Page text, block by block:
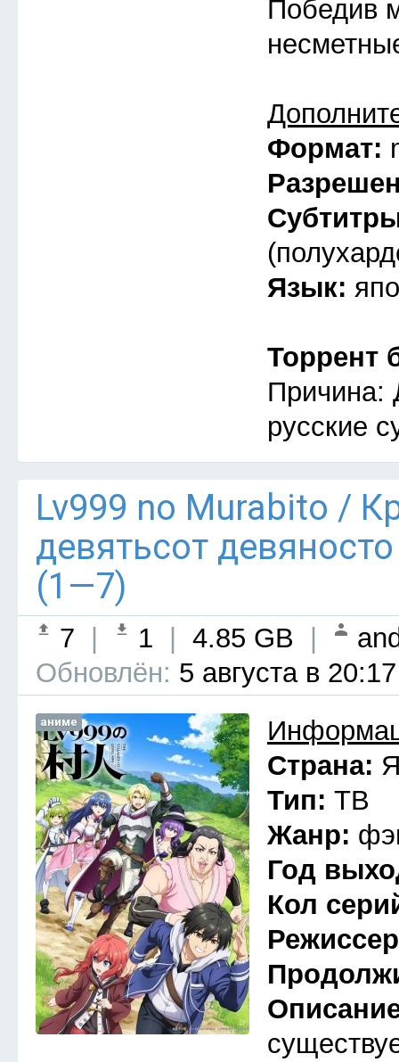
Победив
Формат:
Язык:
Торрент
Причина:
русские
Lv999 no Murabito /
девятьсот
(1—7)
7 1 4.85 GB
Обновлён: 5 августа в 20:17
аниме
Страна:
Тип: ТВ
Жанр:
Год
Кол